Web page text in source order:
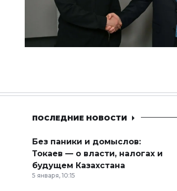
ПОСЛЕДНИЕ НОВОСТИ
Без паники и домыслов:
Токаев — о власти, налогах и
будущем Казахстана
5 января, 10:15